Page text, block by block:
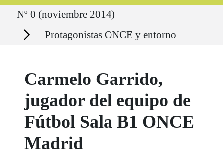
Ruta del sitio
Nº 0 (noviembre 2014)
Secciones Protagonistas ONCE y entorno
Carmelo Garrido,
jugador del equipo de
Fútbol Sala B1 ONCE
Madrid